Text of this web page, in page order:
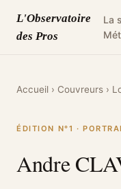
L'Observatoire
des Pros
La
Accueil › Couvreurs ›
ÉDITION N°1 ·
Andre